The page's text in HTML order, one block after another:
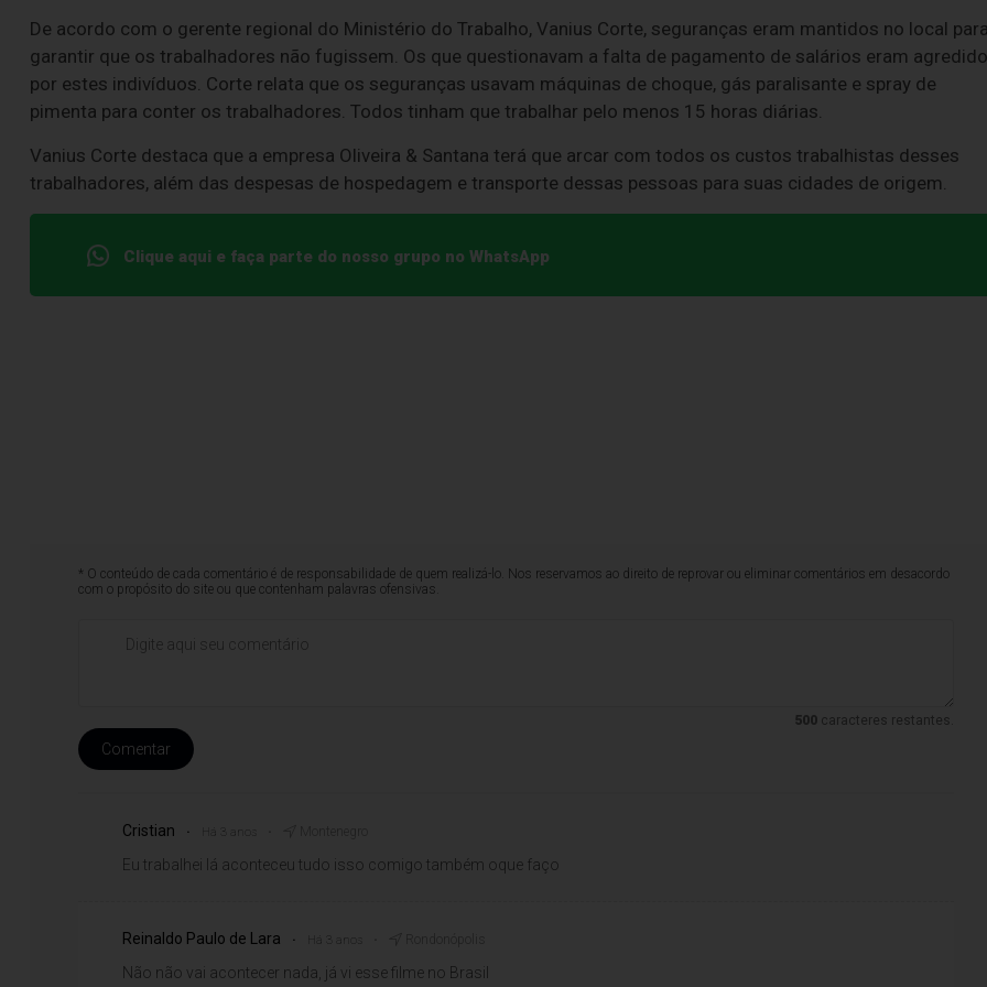
De acordo com o gerente regional do Ministério do Trabalho, Vanius Corte, seguranças eram mantidos no local
garantir que os trabalhadores não fugissem. Os que questionavam a falta de pagamento de salários eram
por estes indivíduos. Corte relata que os seguranças usavam máquinas de choque, gás paralisante e spray de
pimenta para conter os trabalhadores. Todos tinham que trabalhar pelo menos 15 horas diárias.
Vanius Corte destaca que a empresa Oliveira & Santana terá que arcar com todos os custos trabalhistas desses
trabalhadores, além das despesas de hospedagem e transporte dessas pessoas para suas cidades de origem.
Clique aqui e faça parte do nosso grupo no WhatsApp
* O conteúdo de cada comentário é de responsabilidade de quem realizá-lo. Nos reservamos ao direito de reprovar ou eliminar comentários em desacordo
com o propósito do site ou que contenham palavras ofensivas.
500caracteres restantes.
Comentar
Cristian Há 3 anos
Eu trabalhei lá aconteceu tudo isso comigo também oque faço
Reinaldo Paulo de Lara Há 3 anos
Não não vai acontecer nada, já vi esse filme no Brasil